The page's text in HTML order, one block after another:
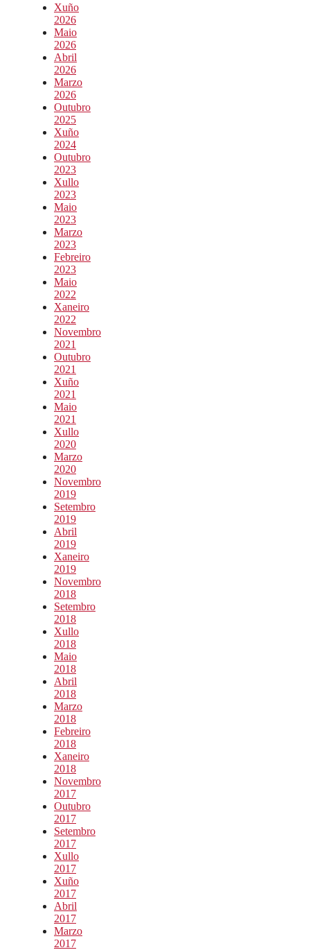
Xuño
2026
Maio
2026
Abril
2026
Marzo
2026
Outubro
2025
Xuño
2024
Outubro
2023
Xullo
2023
Maio
2023
Marzo
2023
Febreiro
2023
Maio
2022
Xaneiro
2022
Novembro
2021
Outubro
2021
Xuño
2021
Maio
2021
Xullo
2020
Marzo
2020
Novembro
2019
Setembro
2019
Abril
2019
Xaneiro
2019
Novembro
2018
Setembro
2018
Xullo
2018
Maio
2018
Abril
2018
Marzo
2018
Febreiro
2018
Xaneiro
2018
Novembro
2017
Outubro
2017
Setembro
2017
Xullo
2017
Xuño
2017
Abril
2017
Marzo
2017